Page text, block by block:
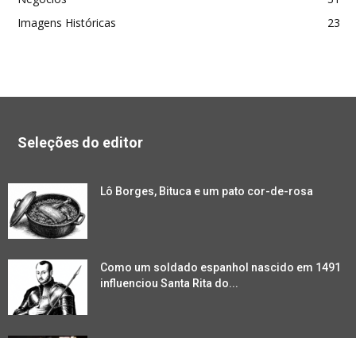
Imagens Históricas
23
Seleções do editor
Lô Borges, Bituca e um pato cor-de-rosa
Como um soldado espanhol nascido em 1491
influenciou Santa Rita do...